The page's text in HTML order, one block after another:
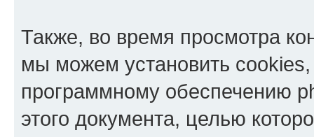
Также, во время просмотра
мы можем установить
программному обеспечению
этого документа, целью